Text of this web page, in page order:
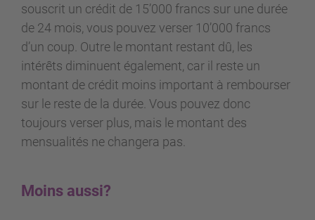
souscrit un crédit de 15’000 francs sur une durée
de 24 mois, vous pouvez verser 10’000 francs
d’un coup. Outre le montant restant dû, les
intérêts diminuent également, car il reste un
montant de crédit moins important à rembourser
sur le reste de la durée. Vous pouvez donc
toujours verser plus, mais le montant des
mensualités ne changera pas.
Moins aussi?